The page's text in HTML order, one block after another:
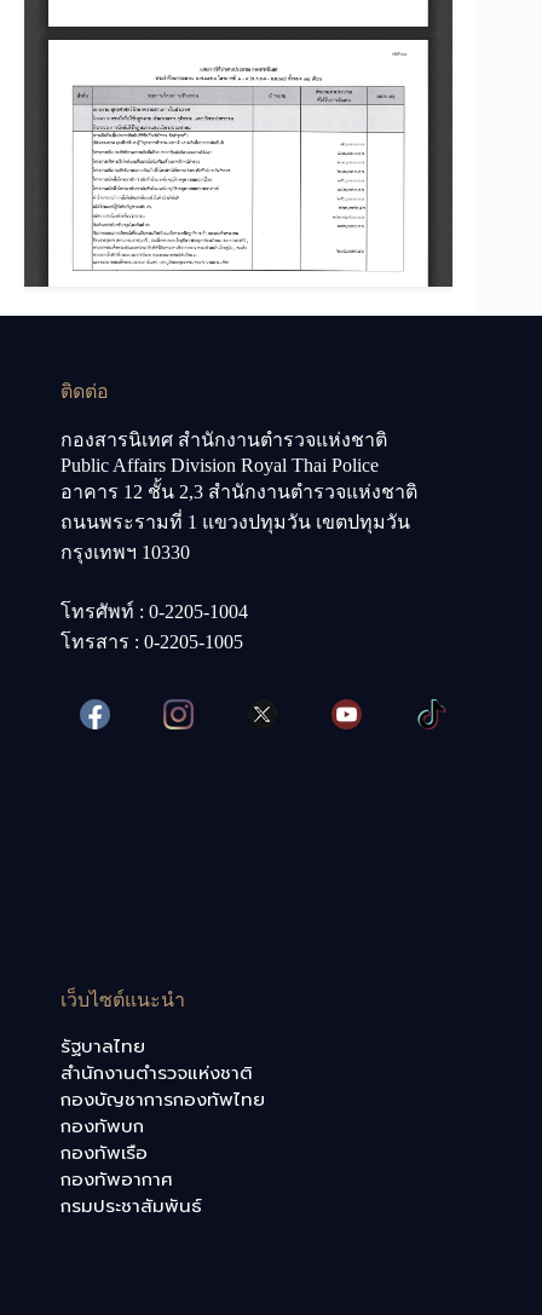
ติดต่อ
กองสารนิเทศ สำนักงานตำรวจแห่งชาติ
Public Affairs Division Royal Thai Police
อาคาร 12 ชั้น 2,3 สำนักงานตำรวจแห่งชาติ
ถนนพระรามที่ 1 แขวงปทุมวัน เขตปทุมวัน
กรุงเทพฯ 10330
โทรศัพท์ : 0-2205-1004
โทรสาร : 0-2205-1005
เว็บไซต์แนะนำ
รัฐบาลไทย
สำนักงานตำรวจแห่งชาติ
กองบัญชาการกองทัพไทย
กองทัพบก
กองทัพเรือ
กองทัพอากาศ
กรมประชาสัมพันธ์